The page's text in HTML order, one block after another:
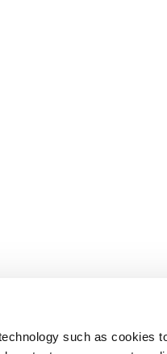
such as cookies
ul. Āraišu 34, LV-1039,